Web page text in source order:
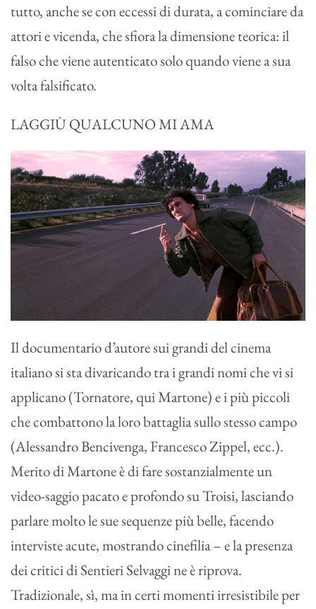
tutto, anche se con eccessi di durata, a cominciare da
attori e vicenda, che sfiora la dimensione teorica: il
falso che viene autenticato solo quando viene a sua
volta falsificato.
LAGGIÙ QUALCUNO MI AMA
Il documentario d’autore sui grandi del cinema
italiano si sta divaricando tra i grandi nomi che vi si
applicano (Tornatore, qui Martone) e i più piccoli
che combattono la loro battaglia sullo stesso campo
(Alessandro Bencivenga, Francesco Zippel, ecc.).
Merito di Martone è di fare sostanzialmente un
video-saggio pacato e profondo su Troisi, lasciando
parlare molto le sue sequenze più belle, facendo
interviste acute, mostrando cinefilia – e la presenza
dei critici di Sentieri Selvaggi ne è riprova.
Tradizionale, sì, ma in certi momenti irresistibile per